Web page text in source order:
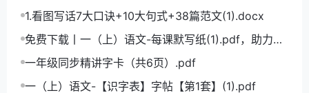
学语文拼音学习的必备利器
1.看图写话7大口诀+10大句式+38篇范文(1).docx
免费下载丨一（上）语文-每课默写纸(1).pdf，助力小
学语文成绩飞跃
一年级同步精讲字卡（共6页）.pdf
一（上）语文-【识字表】字帖【第1套】(1).pdf